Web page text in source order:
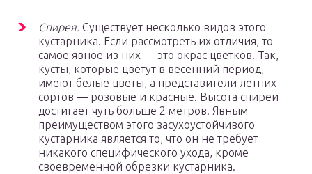
Спирея. Существует несколько видов этого
кустарника. Если рассмотреть их отличия, то
самое явное из них — это окрас цветков. Так,
кусты, которые цветут в весенний период,
имеют белые цветы, а представители летних
сортов — розовые и красные. Высота спиреи
достигает чуть больше 2 метров. Явным
преимуществом этого засухоустойчивого
кустарника является то, что он не требует
никакого специфического ухода, кроме
своевременной обрезки кустарника.